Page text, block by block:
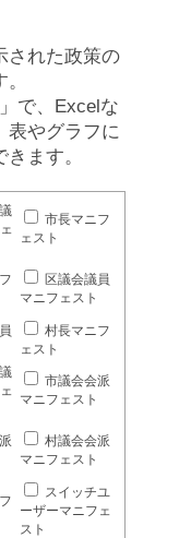
された政策の
で、Excelな
表やグラフに
ます。
市長マニフ
ェスト
区議会議員
マニフェスト
村長マニフ
ェスト
市議会会派
マニフェスト
村議会会派
マニフェスト
スイッチユ
ーザーマニフェ
スト